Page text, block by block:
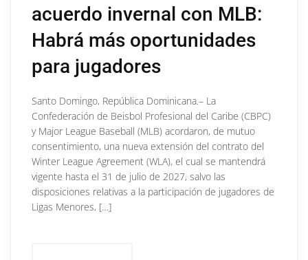
acuerdo invernal con MLB:
Habrá más oportunidades
para jugadores
Santo Domingo, República Dominicana.– La
Confederación de Beisbol Profesional del Caribe (CBPC)
y Major League Baseball (MLB) acordaron, de mutuo
consentimiento, una nueva extensión del contrato del
Winter League Agreement (WLA), el cual se mantendrá
vigente hasta el 31 de julio de 2027, salvo las
disposiciones relativas a la participación de jugadores de
Ligas Menores, […]